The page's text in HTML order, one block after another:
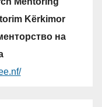
Kërkimor
на